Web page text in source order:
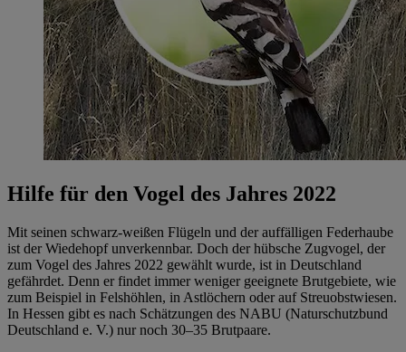
Hilfe für den Vogel des Jahres 2022
Mit seinen schwarz-weißen Flügeln und der auffälligen Federhaube
ist der Wiedehopf unverkennbar. Doch der hübsche Zugvogel, der
zum Vogel des Jahres 2022 gewählt wurde, ist in Deutschland
gefährdet. Denn er findet immer weniger geeignete Brutgebiete, wie
zum Beispiel in Felshöhlen, in Astlöchern oder auf Streuobstwiesen.
In Hessen gibt es nach Schätzungen des NABU (Naturschutzbund
Deutschland e. V.) nur noch 30–35 Brutpaare.